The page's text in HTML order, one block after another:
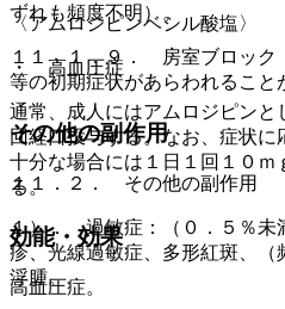
ずれも頻度不明）。
１１．１．９． 房室ブロック
等の初期症状があらわれること
その他の副作用
１１．２． その他の副作用
１）． 過敏症：（０．５％未
疹、光線過敏症、多形紅斑、
浮腫。
〈アムロジピンベシル酸塩〉
・ 高血圧症
通常、成人にはアムロジピンと
回経口投与する。なお、症状
十分な場合には１日１回１０ｍ
る。
効能・効果
高血圧症。